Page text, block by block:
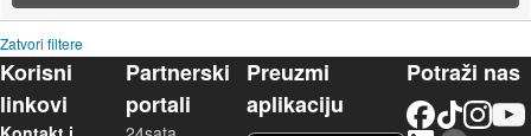
Zatvori filtere
Korisni
linkovi
Partnerski
portali
Preuzmi
aplikaciju
Potraži nas